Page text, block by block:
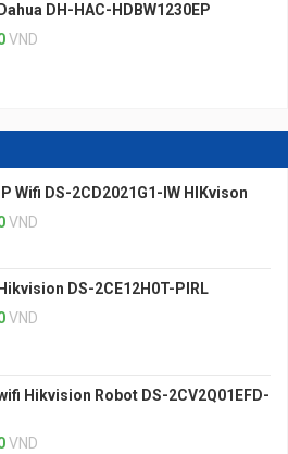
DH-HAC-HDBW1230EP
VND
Wifi DS-2CD2021G1-IW HIKvison
VND
DS-2CE12H0T-PIRL
VND
Hikvision Robot DS-2CV2Q01EFD-
VND